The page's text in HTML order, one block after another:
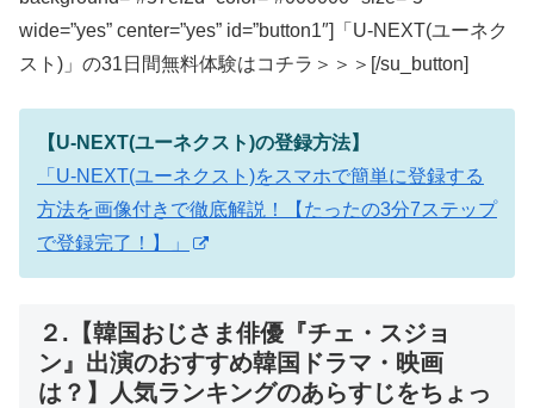
wide=”yes” center=”yes” id=”button1″]「U-NEXT(ユーネク
スト)」の31日間無料体験はコチラ＞＞＞[/su_button]
【U-NEXT(ユーネクスト)の登録方法】
「U-NEXT(ユーネクスト)をスマホで簡単に登録する
方法を画像付きで徹底解説！【たったの3分7ステップ
で登録完了！】」
２.【韓国おじさま俳優『チェ・スジョ
ン』出演のおすすめ韓国ドラマ・映画
は？】人気ランキングのあらすじをちょっ